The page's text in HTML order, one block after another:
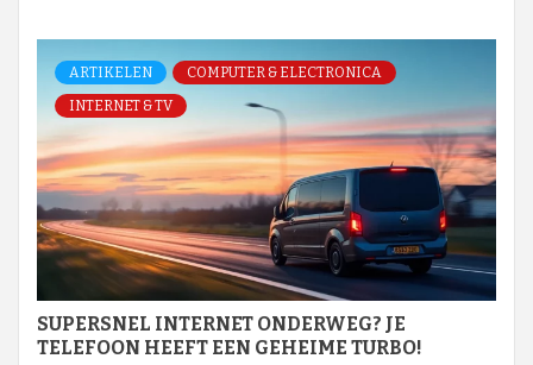
ARTIKELEN
COMPUTER & ELECTRONICA
INTERNET & TV
SUPERSNEL INTERNET ONDERWEG? JE
TELEFOON HEEFT EEN GEHEIME TURBO!